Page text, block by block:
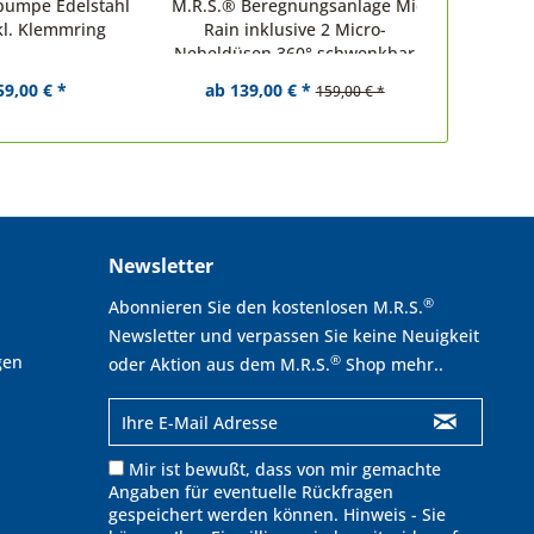
Edelstahl
Klemmring
€ *
M.R.S.® Beregnungsanlage Midi-
Rain inklusive 2 Micro-
Nebeldüsen 360° schwenkbar
ab 139,00 € * 159,00 € *
Newsletter
Abonnieren Sie den kostenlosen M.R.S.®
Newsletter und verpassen Sie keine Neuigkeit
oder Aktion aus dem M.R.S.® Shop mehr..
Mir ist bewußt, dass von mir gemachte
Angaben für eventuelle Rückfragen
gespeichert werden können. Hinweis - Sie